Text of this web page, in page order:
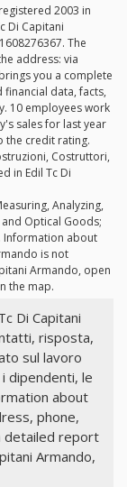
2003 in
Di Capitani
The
address: via
you a complete
data, facts,
10 employees work
sales for last year
the credit rating.
Costruttori,
in Edil Tc Di
Analyzing,
Optical Goods;
Information about
is not
Armando, open
the map.
Di Capitani
risposta,
sul lavoro
dipendenti, le
about
phone,
detailed report
Armando,